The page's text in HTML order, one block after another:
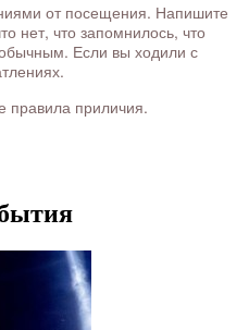
от посещения. Напишите
нет, что запомнилось, что
Если вы ходили с
правила приличия.